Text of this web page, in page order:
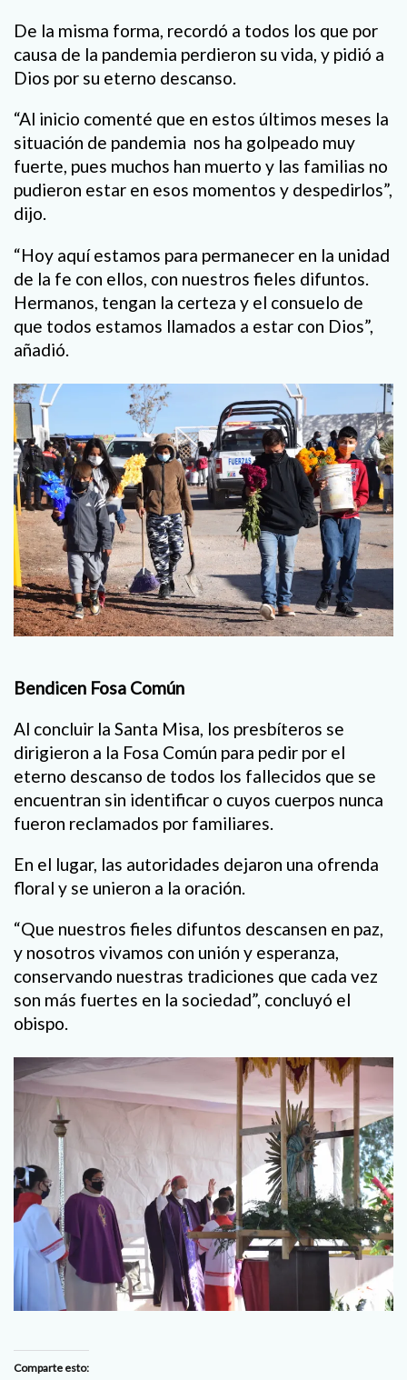
De la misma forma, recordó a todos los que por
causa de la pandemia perdieron su vida, y pidió a
Dios por su eterno descanso.
“Al inicio comenté que en estos últimos meses la
situación de pandemia nos ha golpeado muy
fuerte, pues muchos han muerto y las familias no
pudieron estar en esos momentos y despedirlos”,
dijo.
“Hoy aquí estamos para permanecer en la unidad
de la fe con ellos, con nuestros fieles difuntos.
Hermanos, tengan la certeza y el consuelo de
que todos estamos llamados a estar con Dios”,
añadió.
Bendicen Fosa Común
Al concluir la Santa Misa, los presbíteros se
dirigieron a la Fosa Común para pedir por el
eterno descanso de todos los fallecidos que se
encuentran sin identificar o cuyos cuerpos nunca
fueron reclamados por familiares.
En el lugar, las autoridades dejaron una ofrenda
floral y se unieron a la oración.
“Que nuestros fieles difuntos descansen en paz,
y nosotros vivamos con unión y esperanza,
conservando nuestras tradiciones que cada vez
son más fuertes en la sociedad”, concluyó el
obispo.
Comparte esto: